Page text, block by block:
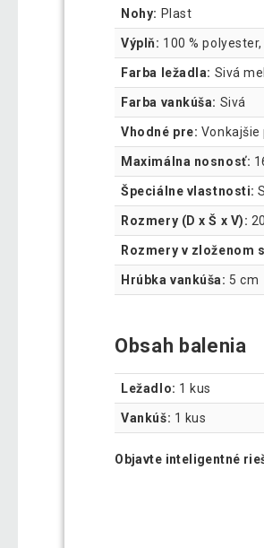
Nohy: Plast
Výplň: 100 %
Farba ležadla: Sivá
Farba vankúša: Sivá
Vhodné pre: Vonkajšie
Maximálna nosnosť:
Špeciálne vlastnosti:
Rozmery (D x Š x V):
Rozmery v zloženom
Hrúbka vankúša: 5 cm
Obsah balenia
Ležadlo: 1 kus
Vankúš: 1 kus
Objavte inteligentné